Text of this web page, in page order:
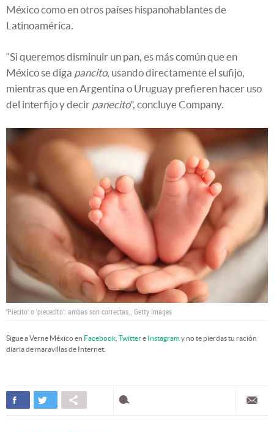
México como en otros países hispanohablantes de
Latinoamérica.
“Si queremos disminuir un pan, es más común que en
México se diga pancito, usando directamente el sufijo,
mientras que en Argentina o Uruguay prefieren hacer uso
del interfijo y decir panecito”, concluye Company.
'Piecito' o 'piececito': ambas son correctas.. Getty Images
Sigue a Verne México en Facebook Twittere Instagramy no te pierdas tu ración
diaria de maravillas de Internet.